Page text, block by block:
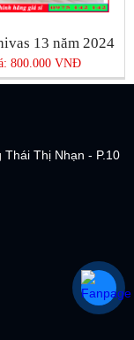
13 năm 2024
800.000 VNĐ
Thị Nhạn - P.10